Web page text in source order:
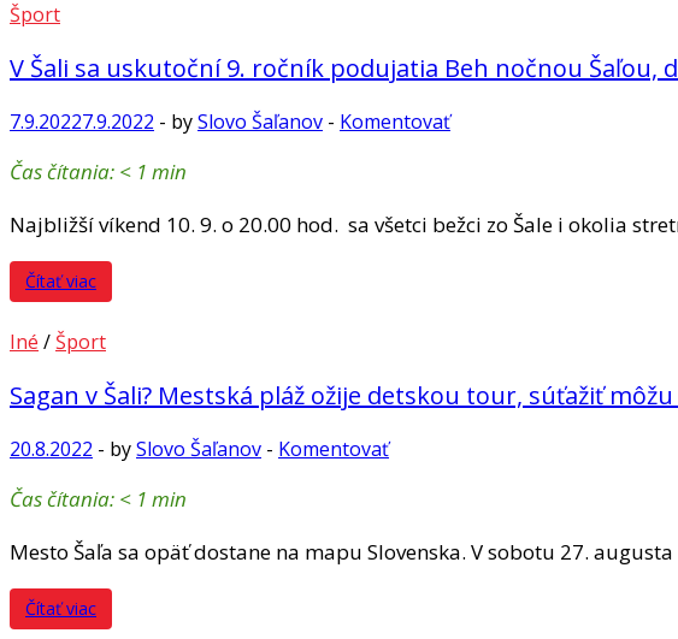
Šport
V Šali sa uskutoční 9. ročník podujatia Beh nočnou Šaľou,
7.9.20227.9.2022 - bySlovo Šaľanov - Komentovať
Čas čítania: < 1 min
Najbližší víkend 10. 9. o 20.00 hod. sa všetci bežci zo Šale i okolia
Čítať viac
Iné /Šport
Sagan v Šali? Mestská pláž ožije detskou tour, súťažiť môžu
20.8.2022 - bySlovo Šaľanov - Komentovať
Čas čítania: < 1 min
Mesto Šaľa sa opäť dostane na mapu Slovenska. V sobotu 27.
Čítať viac